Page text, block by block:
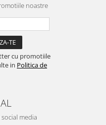
noastre
cu promotiile
in Politica de
media